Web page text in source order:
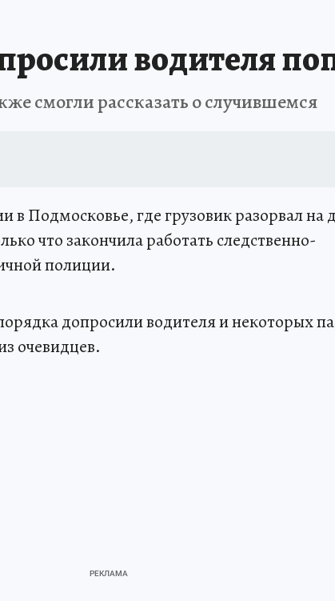
водителя
смогли рассказать о случившемся
Подмосковье, где грузовик разорвал на
что закончила работать следственно-
полиции.
допросили водителя и некоторых
очевидцев.